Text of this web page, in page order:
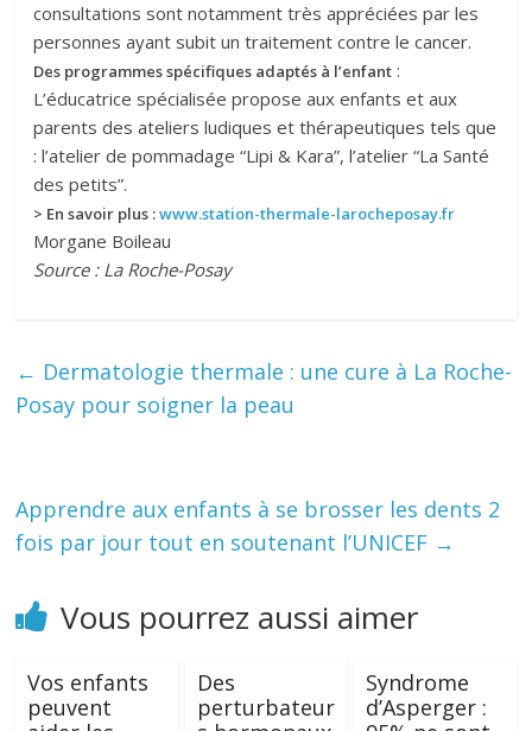
consultations sont notamment très appréciées par les
personnes ayant subit un traitement contre le cancer.
Des programmes spécifiques adaptés à l’enfant :
L’éducatrice spécialisée propose aux enfants et aux
parents des ateliers ludiques et thérapeutiques tels que
: l’atelier de pommadage “Lipi & Kara”, l’atelier “La Santé
des petits”.
> En savoir plus :www.station-thermale-larocheposay.fr
Morgane Boileau
Source : La Roche-Posay
← Dermatologie thermale : une cure à La Roche-
Posay pour soigner la peau
Apprendre aux enfants à se brosser les dents 2
fois par jour tout en soutenant l’UNICEF →
Vous pourrez aussi aimer
Vos enfants
peuvent
Des
perturbateur
Syndrome
d’Asperger :